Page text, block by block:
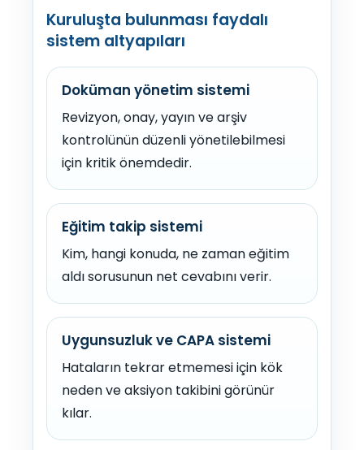
Kuruluşta bulunması faydalı
sistem altyapıları
Doküman yönetim sistemi
Revizyon, onay, yayın ve arşiv
kontrolünün düzenli yönetilebilmesi
için kritik önemdedir.
Eğitim takip sistemi
Kim, hangi konuda, ne zaman eğitim
aldı sorusunun net cevabını verir.
Uygunsuzluk ve CAPA sistemi
Hataların tekrar etmemesi için kök
neden ve aksiyon takibini görünür
kılar.